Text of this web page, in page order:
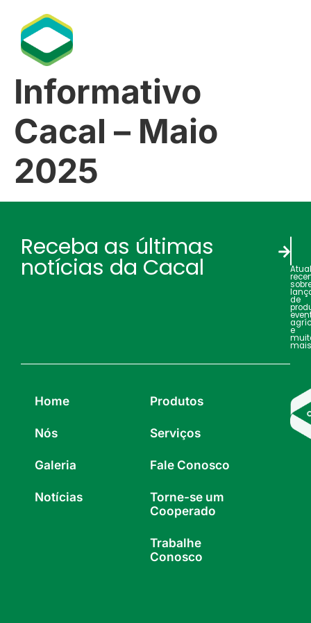
Informativo
Cacal – Maio
2025
Receba as últimas
notícias da Cacal
de
e
Home
Nós
Galeria
Notícias
Produtos
Serviços
Fale Conosco
Torne-se um
Cooperado
Trabalhe
Conosco